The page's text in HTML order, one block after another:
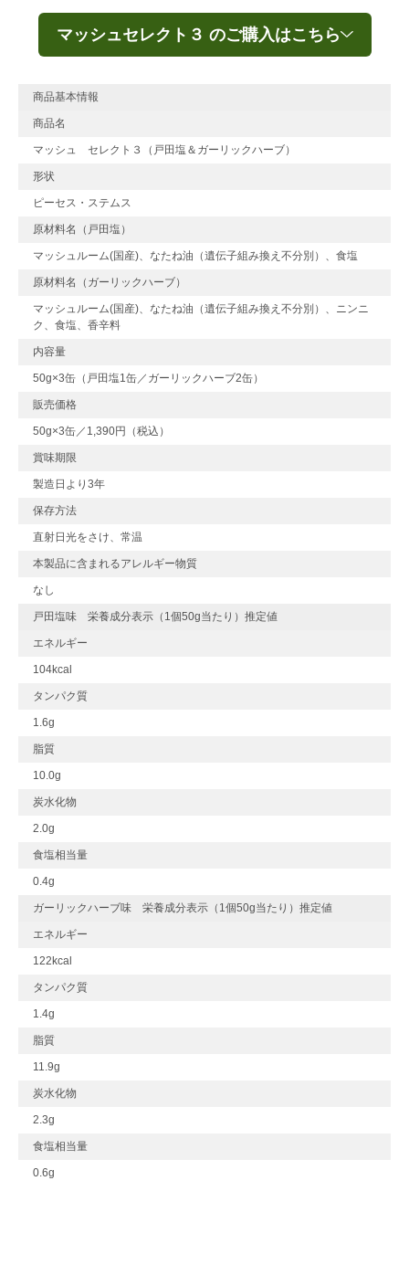
マッシュセレクト３ のご購入はこちら
商品基本情報
商品名
マッシュ セレクト３（戸田塩＆ガーリックハーブ）
形状
ピーセス・ステムス
原材料名（戸田塩）
マッシュルーム(国産)、なたね油（遺伝子組み換え不分別）、食塩
原材料名（ガーリックハーブ）
マッシュルーム(国産)、なたね油（遺伝子組み換え不分別）、ニンニ
ク、食塩、香辛料
内容量
50g×3缶（戸田塩1缶／ガーリックハーブ2缶）
販売価格
50g×3缶／1,390円（税込）
賞味期限
製造日より3年
保存方法
直射日光をさけ、常温
本製品に含まれるアレルギー物質
なし
戸田塩味 栄養成分表示（1個50g当たり）推定値
エネルギー
104kcal
タンパク質
1.6g
脂質
10.0g
炭水化物
2.0g
食塩相当量
0.4g
ガーリックハーブ味 栄養成分表示（1個50g当たり）推定値
エネルギー
122kcal
タンパク質
1.4g
脂質
11.9g
炭水化物
2.3g
食塩相当量
0.6g